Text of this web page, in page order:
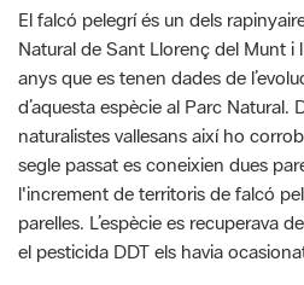
El falcó pelegrí és un dels
Natural de Sant Llorenç del Munt i
anys que es tenen dades de
d’aquesta espècie al Parc Natural.
naturalistes vallesans així ho
segle passat es coneixien dues
l'increment de territoris de falcó
parelles. L’espècie es recuperava
el pesticida DDT els havia